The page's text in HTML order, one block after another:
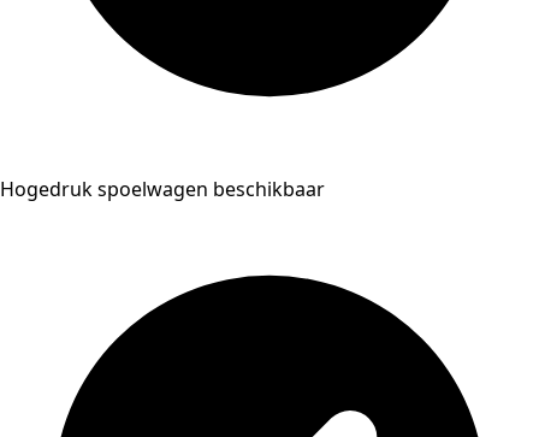
Hogedruk spoelwagen beschikbaar